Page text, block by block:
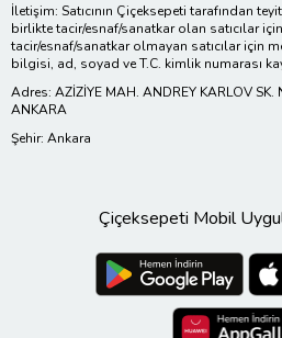
İletişim: Satıcının Çiçeksepeti tarafından
birlikte tacir/esnaf/sanatkar olan satıcılar
tacir/esnaf/sanatkar olmayan satıcılar için
bilgisi, ad, soyad ve T.C. kimlik numarası
Adres: AZİZİYE MAH. ANDREY KARLOV
ANKARA
Şehir: Ankara
Çiçeksepeti Mobil